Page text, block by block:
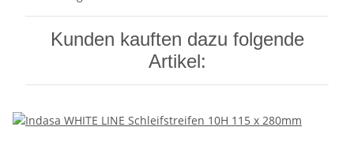
Kunden kauften dazu folgende
Artikel: